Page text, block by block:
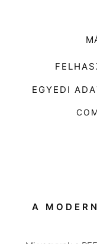
EGYEDI
A